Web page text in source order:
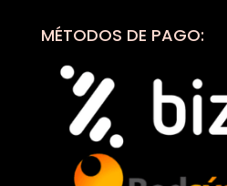
MÉTODOS DE PAGO: